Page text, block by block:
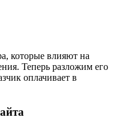
которые влияют на
Теперь разложим его
оплачивает в